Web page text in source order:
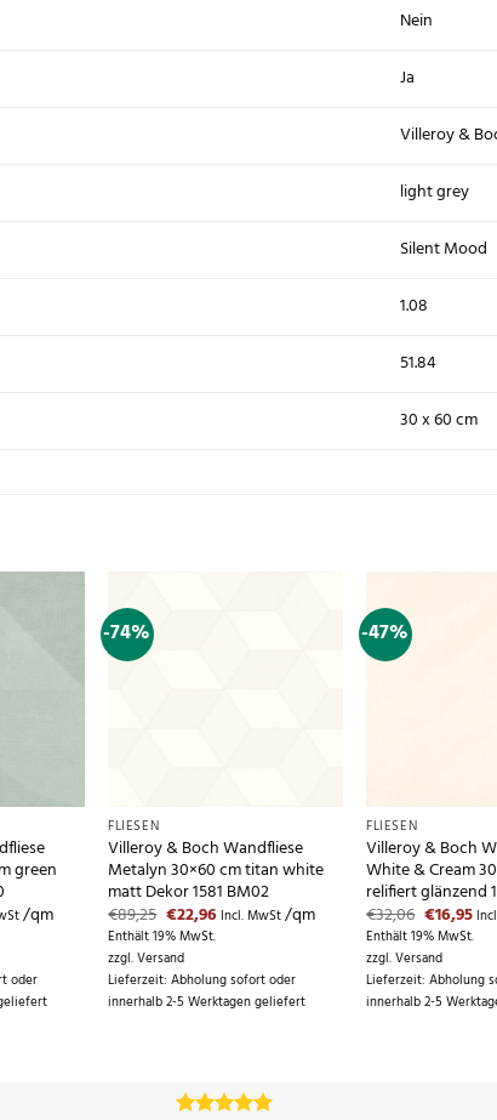
Nein
Ja
Villeroy &
light grey
Silent Mood
1.08
51.84
30 x 60 cm
green
/qm
oder
-74%
FLIESEN
Villeroy & Boch Wandfliese
Metalyn 30×60 cm titan white
matt Dekor 1581 BM02
€89,25 Ursprünglicher
Preis
war:
€89,25
€22,96Aktueller
ist:
Incl. MwSt/qm
Enthält 19% MwSt.
zzgl.Versand
Lieferzeit: Abholung sofort oder
innerhalb 2-5 Werktagen geliefert
-47%
FLIESEN
Villeroy & Boch
White & Cream
relifiert glänzend
€32,06
Preis
war:
€32,06
€16,95
ist:
Enthält 19% MwSt.
zzgl.Versand
Lieferzeit: Abholung
innerhalb 2-5